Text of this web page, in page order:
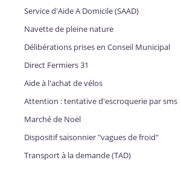
Service d'Aide A Domicile (SAAD)
Navette de pleine nature
Délibérations prises en Conseil Municipal
Direct Fermiers 31
Aide à l'achat de vélos
Attention : tentative d'escroquerie par sms
Marché de Noël
Dispositif saisonnier "vagues de froid"
Transport à la demande (TAD)